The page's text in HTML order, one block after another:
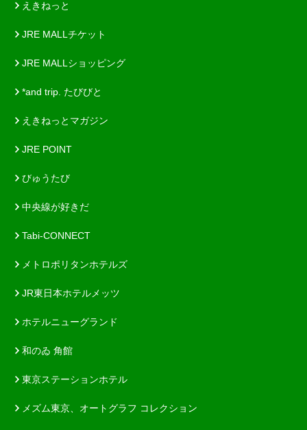
えきねっと
JRE MALLチケット
JRE MALLショッピング
*and trip. たびびと
えきねっとマガジン
JRE POINT
びゅうたび
中央線が好きだ
Tabi-CONNECT
メトロポリタンホテルズ
JR東日本ホテルメッツ
ホテルニューグランド
和のゐ 角館
東京ステーションホテル
メズム東京、オートグラフ コレクション